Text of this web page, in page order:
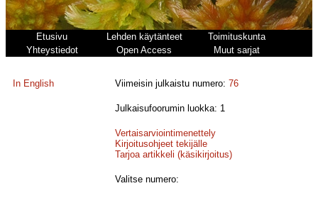
Etusivu Lehden käytänteet
Toimituskunta
Yhteystiedot
Open Access Muut sarjat
In English Viimeisin julkaistu numero:76
Julkaisufoorumin luokka: 1
Vertaisarviointimenettely
Kirjoitusohjeet tekijälle
Tarjoa artikkeli (käsikirjoitus)
Valitse numero: